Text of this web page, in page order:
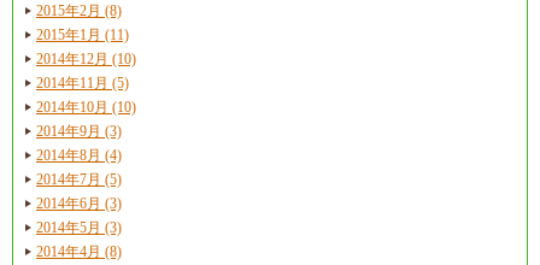
2015年2月 (8)
2015年1月 (11)
2014年12月 (10)
2014年11月 (5)
2014年10月 (10)
2014年9月 (3)
2014年8月 (4)
2014年7月 (5)
2014年6月 (3)
2014年5月 (3)
2014年4月 (8)